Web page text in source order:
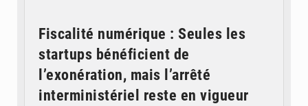
Fiscalité numérique : Seules les
startups bénéficient de
l’exonération, mais l’arrêté
interministériel reste en vigueur